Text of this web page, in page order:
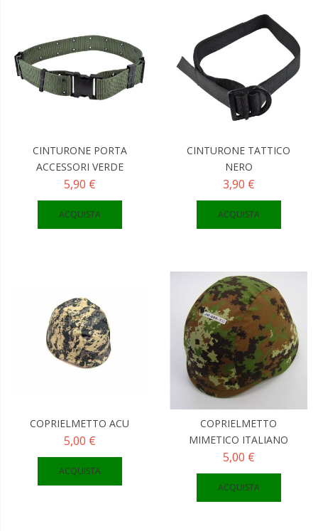
CINTURONE PORTA
ACCESSORI VERDE
5,90 €
ACQUISTA
CINTURONE TATTICO
NERO
3,90 €
ACQUISTA
COPRIELMETTO ACU
5,00 €
ACQUISTA
COPRIELMETTO
MIMETICO ITALIANO
5,00 €
ACQUISTA